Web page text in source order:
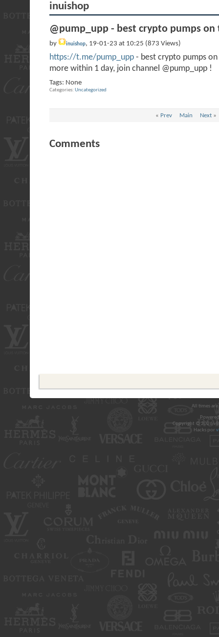
inuishop
@pump_upp - best crypto pumps on
by inuishop, 19-01-23 at 10:25 (873 Views)
https://t.me/pump_upp- best crypto pumps on
more within 1 day, join channel @pump_upp !
Tags: None
Categories Uncategorized
« Prev Main Next»
Comments
All times
Copyright © 2026
Hacks por